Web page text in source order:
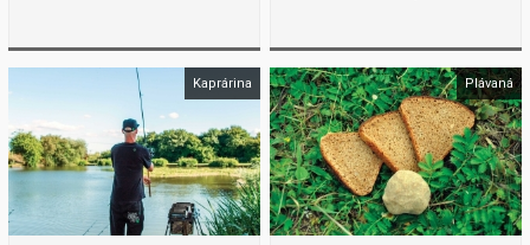
Kaprárina Plávaná